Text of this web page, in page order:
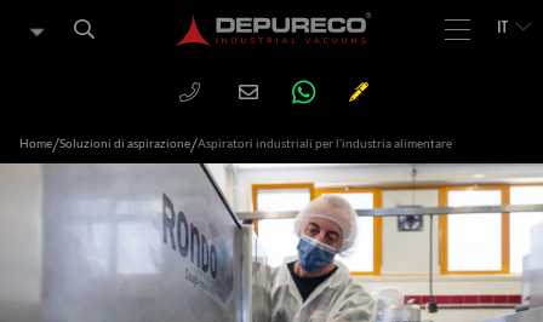
IT
PHONE Email WHATSAPP CHIEDI
UN
Home/Soluzioni di aspirazione/Aspiratori industriali per l’industria alimentare